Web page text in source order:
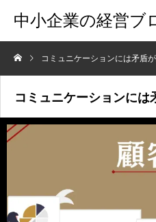
中小企業の経営ブ
コミュニケーションには矛盾が
コミュニケーションには